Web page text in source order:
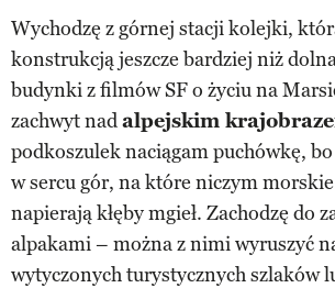
Wychodzę z górnej stacji kolejki,
konstrukcją jeszcze bardziej niż
budynki z filmów SF o życiu na
zachwyt nadalpejskim
podkoszulek naciągam puchówkę,
w sercu gór, na które niczym morskie
napierają kłęby mgieł. Zachodzę do
alpakami – można z nimi wyruszyć
wytyczonych turystycznych szlaków